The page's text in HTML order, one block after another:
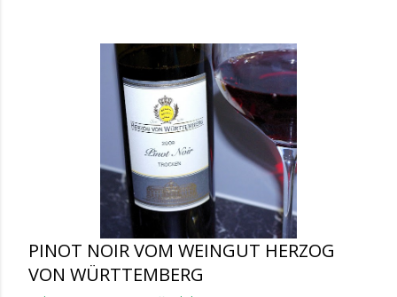
PINOT NOIR VOM WEINGUT HERZOG
VON WÜRTTEMBERG